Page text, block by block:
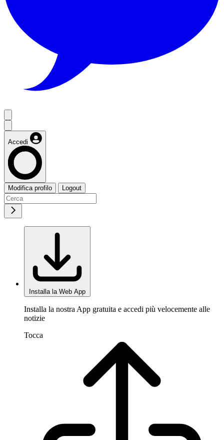
Accedi
Modifica profilo Logout
Installa la Web App
Installa la nostra App gratuita e accedi più velocemente alle
notizie
Tocca